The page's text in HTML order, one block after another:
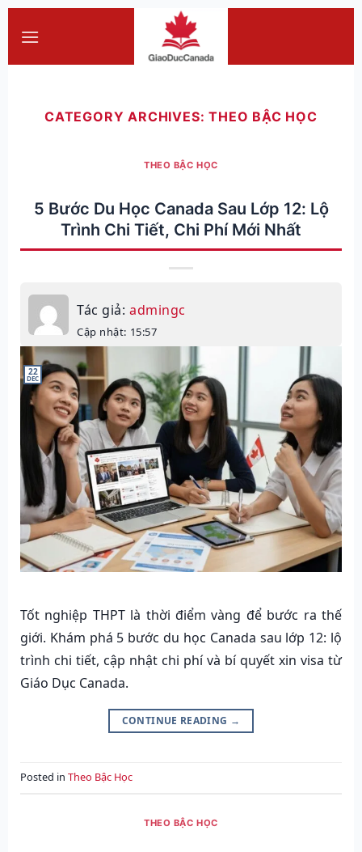
content
CATEGORY ARCHIVES:THEO BẬC HỌC
THEO BẬC HỌC
5 Bước Du Học Canada Sau Lớp 12: Lộ
Trình Chi Tiết, Chi Phí Mới Nhất
Tác giả:admingc
Cập nhật: 15:57
22
DEC
Tốt nghiệp THPT là thời điểm vàng để bước ra thế
giới. Khám phá 5 bước du học Canada sau lớp 12: lộ
trình chi tiết, cập nhật chi phí và bí quyết xin visa từ
Giáo Dục Canada.
CONTINUE READING →
Posted in Theo Bậc Học
THEO BẬC HỌC